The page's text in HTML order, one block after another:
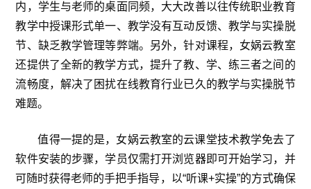
内，学生与老师的桌面同频，大大改善以往传统职业教育
教学中授课形式单一、教学没有互动反馈、教学与实操脱
节、缺乏教学管理等弊端。另外，针对课程，女娲云教室
还提供了全新的教学方式，提升了教、学、练三者之间的
流畅度，解决了困扰在线教育行业已久的教学与实操脱节
难题。
值得一提的是，女娲云教室的云课堂技术教学免去了
软件安装的步骤，学员仅需打开浏览器即可开始学习，并
可随时获得老师的手把手指导，以“听课+实操”的方式确保